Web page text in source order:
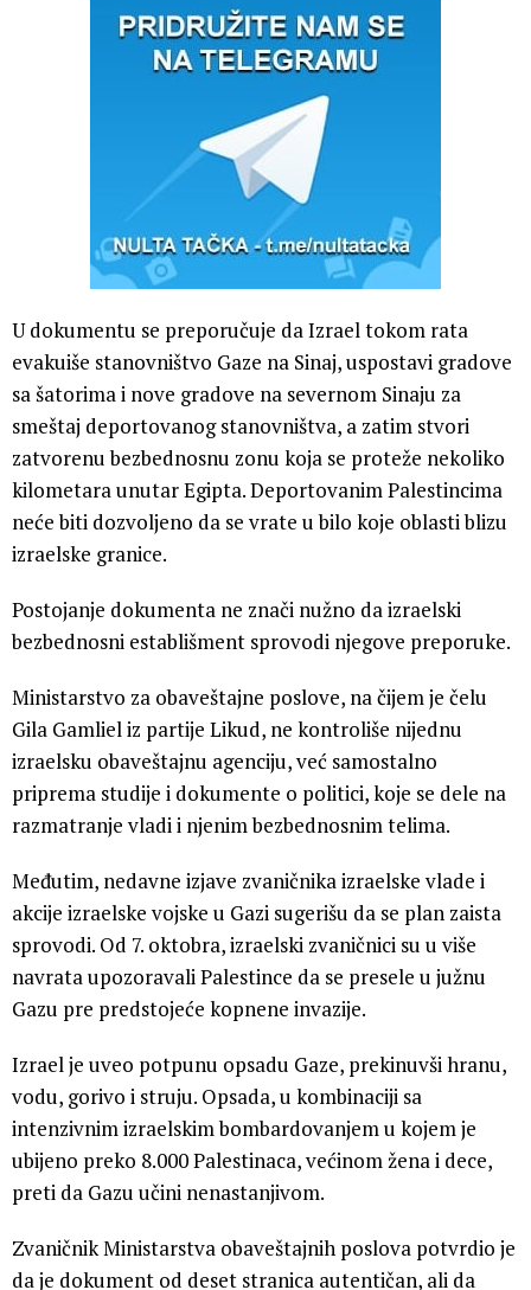
U dokumentu se preporučuje da Izrael tokom rata
evakuiše stanovništvo Gaze na Sinaj, uspostavi gradove
sa šatorima i nove gradove na severnom Sinaju za
smeštaj deportovanog stanovništva, a zatim stvori
zatvorenu bezbednosnu zonu koja se proteže nekoliko
kilometara unutar Egipta. Deportovanim Palestincima
neće biti dozvoljeno da se vrate u bilo koje oblasti blizu
izraelske granice.
Postojanje dokumenta ne znači nužno da izraelski
bezbednosni establišment sprovodi njegove preporuke.
Ministarstvo za obaveštajne poslove, na čijem je čelu
Gila Gamliel iz partije Likud, ne kontroliše nijednu
izraelsku obaveštajnu agenciju, već samostalno
priprema studije i dokumente o politici, koje se dele na
razmatranje vladi i njenim bezbednosnim telima.
Međutim, nedavne izjave zvaničnika izraelske vlade i
akcije izraelske vojske u Gazi sugerišu da se plan zaista
sprovodi. Od 7. oktobra, izraelski zvaničnici su u više
navrata upozoravali Palestince da se presele u južnu
Gazu pre predstojeće kopnene invazije.
Izrael je uveo potpunu opsadu Gaze, prekinuvši hranu,
vodu, gorivo i struju. Opsada, u kombinaciji sa
intenzivnim izraelskim bombardovanjem u kojem je
ubijeno preko 8.000 Palestinaca, većinom žena i dece,
preti da Gazu učini nenastanjivom.
Zvaničnik Ministarstva obaveštajnih poslova potvrdio je
da je dokument od deset stranica autentičan, ali da